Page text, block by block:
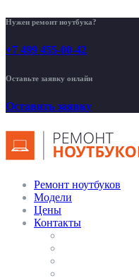
Нужен ремонт ноутбука?
+7 499 455-00-42
Оставьте заявку онлайн
Оставить заявку
Ремонт ноутбуков
Модели
Цены
Контакты